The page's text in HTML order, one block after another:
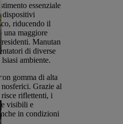
essenziale
dispositivi
riducendo il
una maggiore
Manutan
di diverse
ambiente.
gomma di alta
Grazie al
riflettenti, i
visibili e
in condizioni